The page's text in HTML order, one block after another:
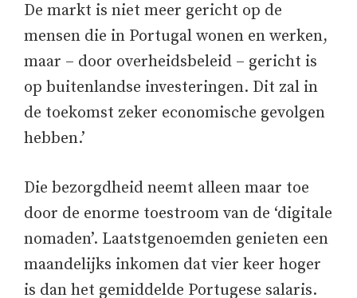
De markt is niet meer gericht op de
mensen die in Portugal wonen en werken,
maar – door overheidsbeleid – gericht is
op buitenlandse investeringen. Dit zal in
de toekomst zeker economische gevolgen
hebben.’
Die bezorgdheid neemt alleen maar toe
door de enorme toestroom van de ‘digitale
nomaden’. Laatstgenoemden genieten een
maandelijks inkomen dat vier keer hoger
is dan het gemiddelde Portugese salaris.